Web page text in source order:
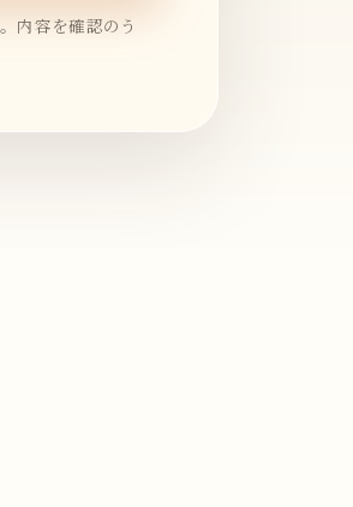
内容を確認のう